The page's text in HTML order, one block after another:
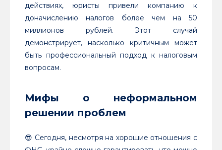
действиях, юристы привели компанию к
доначислению налогов более чем на 50
миллионов рублей. Этот случай
демонстрирует, насколько критичным может
быть профессиональный подход к налоговым
вопросам.
Мифы о неформальном
решении проблем
😎 Сегодня, несмотря на хорошие отношения с